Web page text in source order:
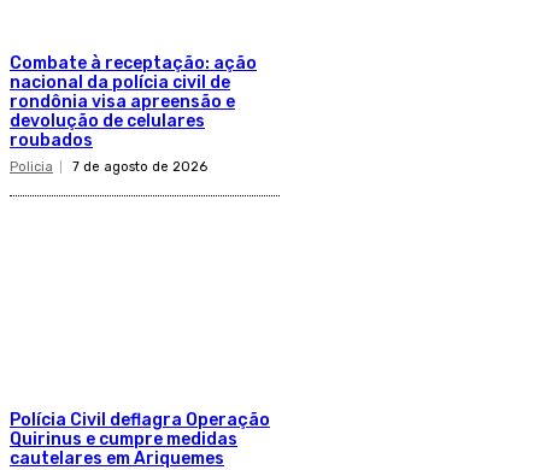
Combate à receptação: ação
nacional da polícia civil de
rondônia visa apreensão e
devolução de celulares
roubados
Policia 7 de agosto de 2026
Polícia Civil deflagra Operação
Quirinus e cumpre medidas
cautelares em Ariquemes